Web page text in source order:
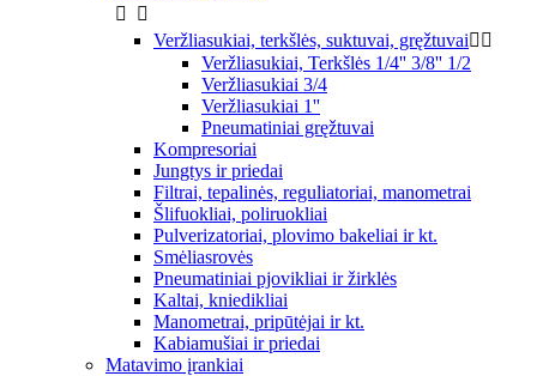


Veržliasukiai, terkšlės, suktuvai, gręžtuvai 
Veržliasukiai, Terkšlės 1/4'' 3/8'' 1/2
Veržliasukiai 3/4
Veržliasukiai 1''
Pneumatiniai gręžtuvai
Kompresoriai
Jungtys ir priedai
Filtrai, tepalinės, reguliatoriai, manometrai
Šlifuokliai, poliruokliai
Pulverizatoriai, plovimo bakeliai ir kt.
Smėliasrovės
Pneumatiniai pjovikliai ir žirklės
Kaltai, kniedikliai
Manometrai, pripūtėjai ir kt.
Kabiamušiai ir priedai
Matavimo įrankiai